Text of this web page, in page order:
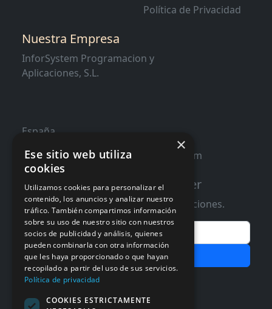
Política de Privacidad
Nuestra Empresa
InforSystem Programacion y
Aplicaciones, S.L.
España
contacto@distribucioninformatica.com
Suscribete a nuestro Newsletter
Te informaremos de ofertas y promociones.
Email
Subscribir
Aceptar Politica de
×
Ese sitio web utiliza
cookies
Utilizamos cookies para personalizar el
contenido, los anuncios y analizar nuestro
tráfico. También compartimos información
sobre su uso de nuestro sitio con nuestros
socios de publicidad y análisis, quienes
pueden combinarla con otra información
que les haya proporcionado o que hayan
recopilado a partir del uso de sus servicios.
Política de privacidad
COOKIES ESTRICTAMENTE